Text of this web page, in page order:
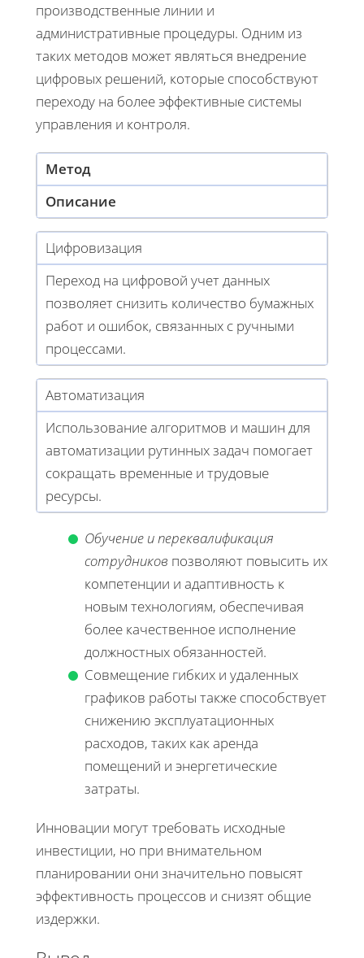
производственные линии и
административные процедуры. Одним из
таких методов может являться внедрение
цифровых решений, которые способствуют
переходу на более эффективные системы
управления и контроля.
Метод
Описание
Цифровизация
Переход на цифровой учет данных
позволяет снизить количество бумажных
работ и ошибок, связанных с ручными
процессами.
Автоматизация
Использование алгоритмов и машин для
автоматизации рутинных задач помогает
сокращать временные и трудовые
ресурсы.
Обучение и переквалификация
сотрудников позволяют повысить их
компетенции и адаптивность к
новым технологиям, обеспечивая
более качественное исполнение
должностных обязанностей.
Совмещение гибких и удаленных
графиков работы также способствует
снижению эксплуатационных
расходов, таких как аренда
помещений и энергетические
затраты.
Инновации могут требовать исходные
инвестиции, но при внимательном
планировании они значительно повысят
эффективность процессов и снизят общие
издержки.